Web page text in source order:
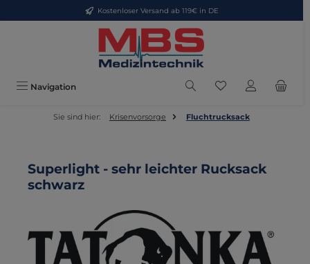
Zum Hauptinhalt springenKostenloser Versand ab 119€ in DE
Navigation Du hast 0
Sie sind hier: Krisenvorsorge Fluchtrucksack
Superlight - sehr leichter Rucksack
schwarz